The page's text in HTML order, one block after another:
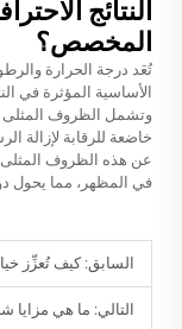
النتائج
المخصص؟
تُعَد درجة الحرارة
الأساسية المؤثرة في
وتشمل الظروف المثلى
خاضعة للرقابة لإزالة
عن هذه الظروف
في المظهر، مما يحول
السابق:كيف تُعزِّز
التالي: ما هي مزايا